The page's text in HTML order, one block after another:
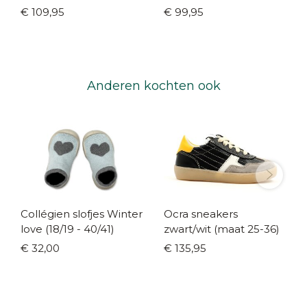
€ 109,95
€ 99,95
Anderen kochten ook
Collégien slofjes Winter
love (18/19 - 40/41)
€ 32,00
Ocra sneakers
zwart/wit (maat 25-36)
€ 135,95